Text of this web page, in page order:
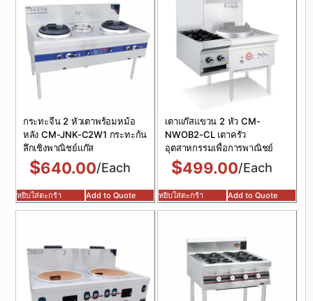
กระทะจีน 2 หัวเตาพร้อมหม้อ
หลัง CM-JNK-C2W1 กระทะก้น
ลึกเชิงพาณิชย์แก๊ส
$640.00/Each
หยิบใส่ตะกร้า Add to Quote
เตาแก๊สแขวน 2 หัว CM-
NWOB2-CL เตาครัว
อุตสาหกรรมเพื่อการพาณิชย์
$499.00/Each
หยิบใส่ตะกร้า Add to Quote